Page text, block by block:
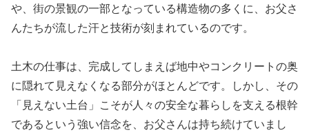
や、街の景観の一部となっている構造物の多くに、お父さ
んたちが流した汗と技術が刻まれているのです。
土木の仕事は、完成してしまえば地中やコンクリートの奥
に隠れて見えなくなる部分がほとんどです。しかし、その
「見えない土台」こそが人々の安全な暮らしを支える根幹
であるという強い信念を、お父さんは持ち続けていまし